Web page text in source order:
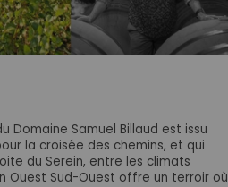
Domaine Samuel Billaud est issu
la croisée des chemins, et qui
du Serein, entre les climats
Ouest Sud-Ouest offre un terroir où